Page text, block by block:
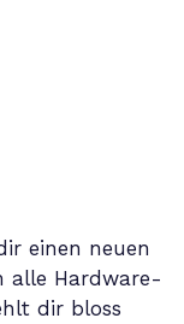
einen neuen
alle Hardware-
dir bloss